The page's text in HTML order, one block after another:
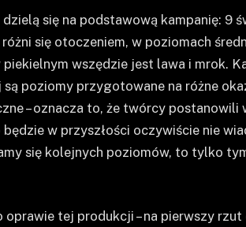
się na podstawową kampanię: 9
się otoczeniem, w poziomach
wszędzie jest lawa i mrok.
poziomy przygotowane na różne
– oznacza to, że twórcy postanowili
w przyszłości oczywiście nie
się kolejnych poziomów, to tylko
oprawie tej produkcji – na pierwszy